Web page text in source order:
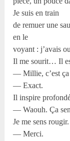
Je suis en train
de remuer une
en le
voyant : j’avais
Il me sourit… Il
— Millie, c’est ça
— Exact.
Il inspire
— Waouh. Ça
Je me sens rougir.
— Merci.